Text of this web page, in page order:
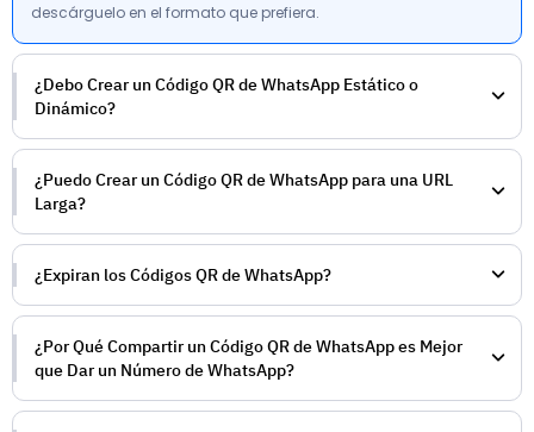
descárguelo en el formato que prefiera.
¿Debo Crear un Código QR de WhatsApp Estático o
Dinámico?
¿Puedo Crear un Código QR de WhatsApp para una URL
Larga?
¿Expiran los Códigos QR de WhatsApp?
¿Por Qué Compartir un Código QR de WhatsApp es Mejor
que Dar un Número de WhatsApp?